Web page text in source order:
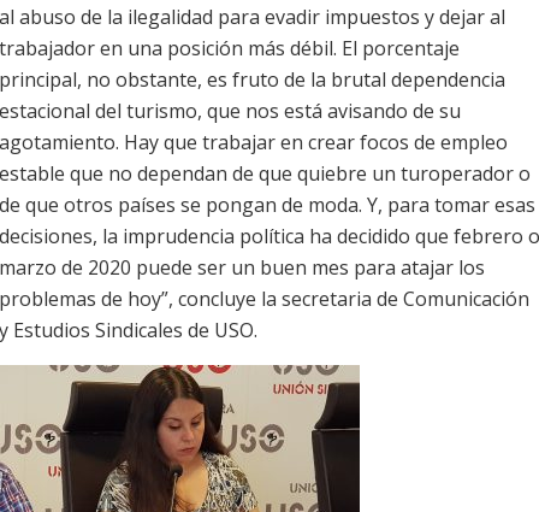
al abuso de la ilegalidad para evadir impuestos y dejar al
trabajador en una posición más débil. El porcentaje
principal, no obstante, es fruto de la brutal dependencia
estacional del turismo, que nos está avisando de su
agotamiento. Hay que trabajar en crear focos de empleo
estable que no dependan de que quiebre un turoperador o
de que otros países se pongan de moda. Y, para tomar esas
decisiones, la imprudencia política ha decidido que febrero o
marzo de 2020 puede ser un buen mes para atajar los
problemas de hoy”, concluye la secretaria de Comunicación
y Estudios Sindicales de USO.